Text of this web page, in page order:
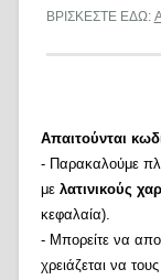
ΒΡΙΣΚΕΣΤΕ ΕΔΩ:
Απαιτούνται
- Παρακαλούμε
με λατινικούς
κεφαλαία).
- Μπορείτε να
χρειάζεται να